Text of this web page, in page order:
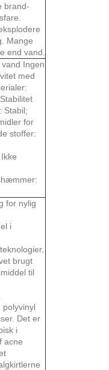
brand-
Mange
end vand.
Ingen
med
Stabil;
for
stoffer:
for nylig
i
brugt
til
polyvinyl
Det er
i
​​acne